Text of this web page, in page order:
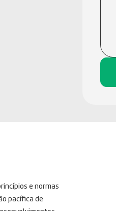
e normas
pacífica de